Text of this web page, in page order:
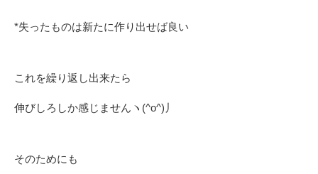
*失ったものは新たに作り出せば良い
これを繰り返し出来たら
伸びしろしか感じませんヽ(^o^)丿
そのためにも